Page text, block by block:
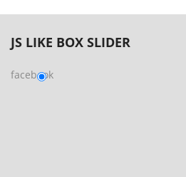
JS LIKE BOX SLIDER
facebook